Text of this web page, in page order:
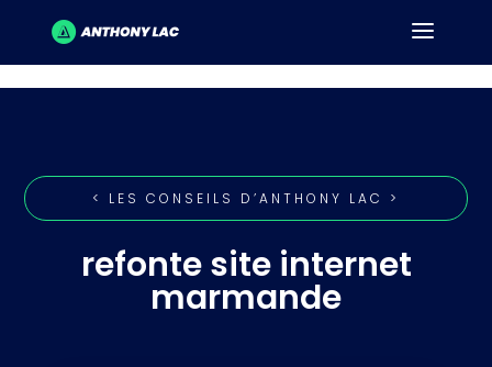
< LES CONSEILS D’ANTHONY LAC >
refonte site internet
marmande